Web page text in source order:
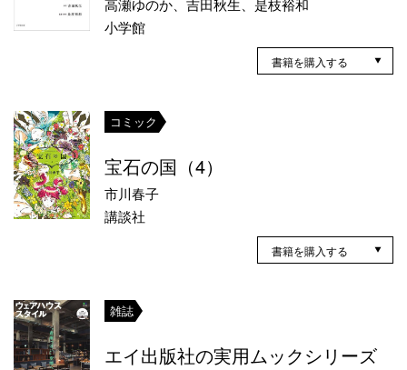
高瀬ゆのか、吉田秋生、是枝裕和
小学館
書籍を購入する
コミック
宝石の国（4）
市川春子
講談社
書籍を購入する
雑誌
エイ出版社の実用ムックシリーズ